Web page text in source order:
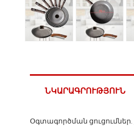
ՆԿԱՐԱԳՐՈՒԹՅՈՒՆ
Օգտագործման ցուցումներ.